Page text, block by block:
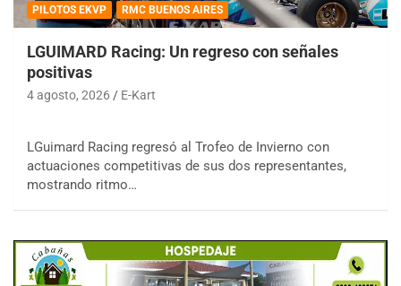
PILOTOS EKVP RMC BUENOS AIRES
LGUIMARD Racing: Un regreso con señales
positivas
4 agosto, 2026 E-Kart
LGuimard Racing regresó al Trofeo de Invierno con
actuaciones competitivas de sus dos representantes,
mostrando ritmo…